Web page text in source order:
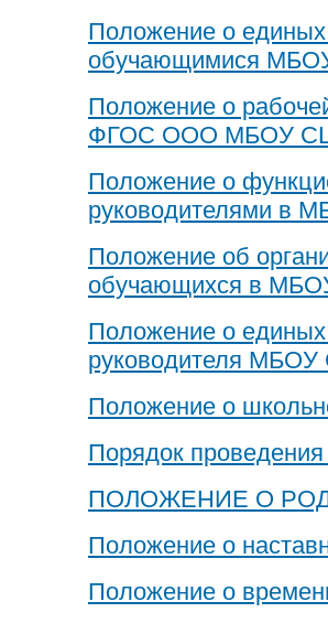
Положение о
обучающимися
Положение о
ФГОС ООО МБОУ СШ
Положение о
руководителями в
Положение об
обучающихся в
Положение о единых
руководителя
Положение о
Порядок
ПОЛОЖЕНИЕ О
Положение о
Положение о